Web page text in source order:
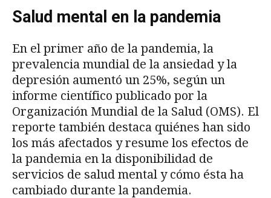
Salud mental en la pandemia
En el primer año de la pandemia, la
prevalencia mundial de la ansiedad y la
depresión aumentó un 25%, según un
informe científico publicado por la
Organización Mundial de la Salud (OMS). El
reporte también destaca quiénes han sido
los más afectados y resume los efectos de
la pandemia en la disponibilidad de
servicios de salud mental y cómo ésta ha
cambiado durante la pandemia.